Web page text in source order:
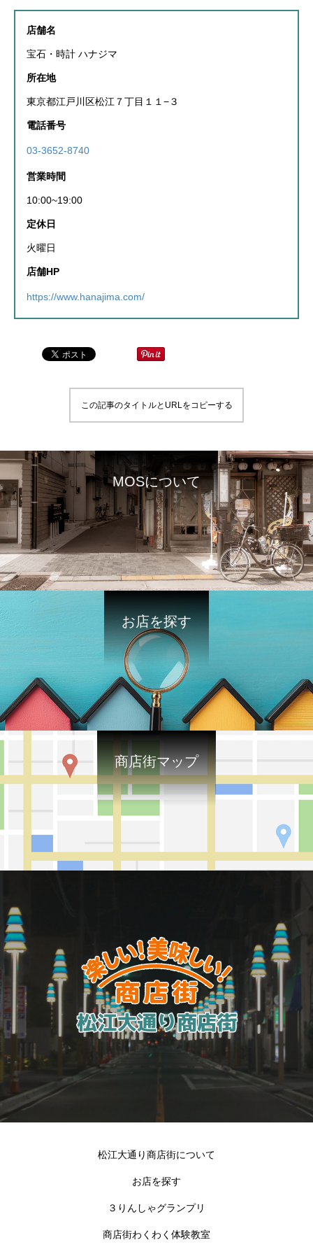
店舗名
宝石・時計 ハナジマ
所在地
東京都江戸川区松江７丁目１１−３
電話番号
03-3652-8740
営業時間
10:00~19:00
定休日
火曜日
店舗HP
https://www.hanajima.com/
この記事のタイトルとURLをコピーする
MOSについて
お店を探す
商店街マップ
松江大通り商店街について
お店を探す
３りんしゃグランプリ
商店街わくわく体験教室